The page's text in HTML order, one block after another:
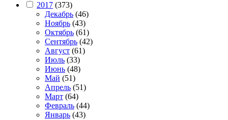
2017 (373)
Декабрь (46)
Ноябрь (43)
Октябрь (61)
Сентябрь (42)
Август (61)
Июль (33)
Июнь (48)
Май (51)
Апрель (51)
Март (64)
Февраль (44)
Январь (43)